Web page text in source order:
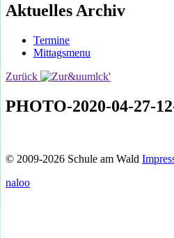
Aktuelles Archiv
Termine
Mittagsmenu
Zurück
PHOTO-2020-04-27-
© 2009-2026 Schule am Wald
naloo